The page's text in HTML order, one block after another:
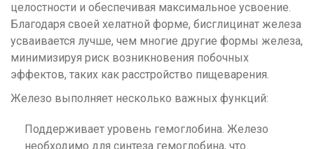
целостности и обеспечивая максимальное усвоение.
Благодаря своей хелатной форме, бисглицинат железа
усваивается лучше, чем многие другие формы железа,
минимизируя риск возникновения побочных
эффектов, таких как расстройство пищеварения.
Железо выполняет несколько важных функций:
Поддерживает уровень гемоглобина. Железо
необходимо для синтеза гемоглобина, что